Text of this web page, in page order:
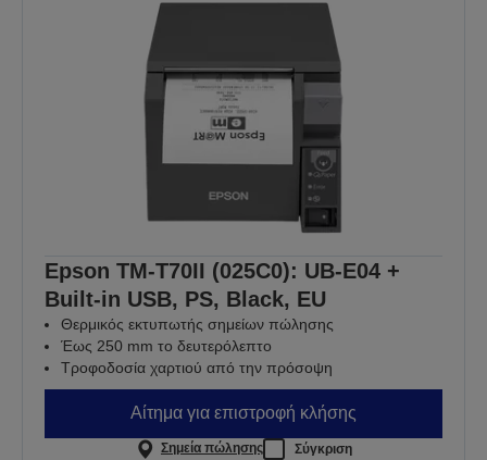
Epson TM-T70II (025C0): UB-E04 +
Built-in USB, PS, Black, EU
Θερμικός εκτυπωτής σημείων πώλησης
Έως 250 mm το δευτερόλεπτο
Τροφοδοσία χαρτιού από την πρόσοψη
Αίτημα για επιστροφή κλήσης
Σημεία πώλησης Σύγκριση